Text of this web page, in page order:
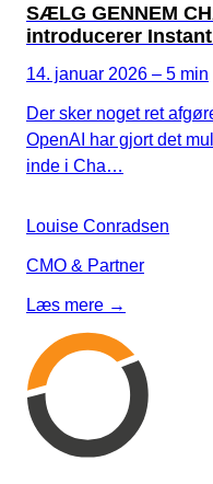
SÆLG GENNEM
introducerer
14. januar 2026 – 5 min
Der sker noget ret
OpenAI har gjort det
inde i Cha…
Louise Conradsen
CMO & Partner
Læs mere →